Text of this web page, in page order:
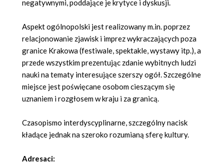
negatywnymi, poddające je krytyce i dyskusji.
Aspekt ogólnopolski jest realizowany m.in. poprzez
relacjonowanie zjawisk i imprez wykraczających poza
granice Krakowa (festiwale, spektakle, wystawy itp.), a
przede wszystkim prezentując zdanie wybitnych ludzi
nauki na tematy interesujące szerszy ogół. Szczególne
miejsce jest poświęcane osobom cieszącym się
uznaniem i rozgłosem w kraju i za granicą.
Czasopismo interdyscyplinarne, szczególny nacisk
kładące jednak na szeroko rozumianą sferę kultury.
Adresaci: